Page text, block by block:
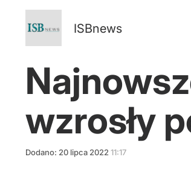
ISBnews
wzrosły
Dodano: 20 lipca 2022 11:17